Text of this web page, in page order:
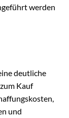
werden
deutliche
Kauf
und